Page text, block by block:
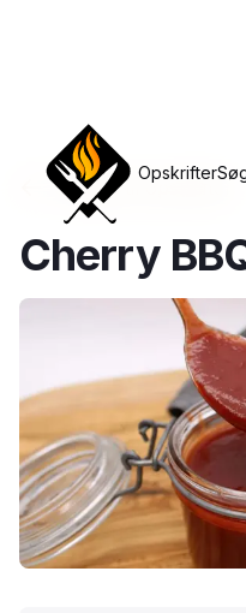
Opskrifter
Tilbage til opskrifter
Cherry